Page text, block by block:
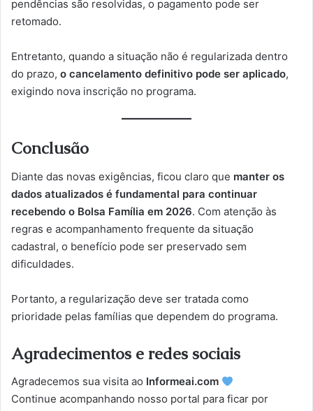
pendências são resolvidas, o pagamento pode ser
retomado.
Entretanto, quando a situação não é regularizada dentro
do prazo, o cancelamento definitivo pode ser aplicado,
exigindo nova inscrição no programa.
Conclusão
Diante das novas exigências, ficou claro que manter os
dados atualizados é fundamental para continuar
recebendo o Bolsa Família em 2026. Com atenção às
regras e acompanhamento frequente da situação
cadastral, o benefício pode ser preservado sem
dificuldades.
Portanto, a regularização deve ser tratada como
prioridade pelas famílias que dependem do programa.
Agradecimentos e redes sociais
Agradecemos sua visita ao Informeai.com
Continue acompanhando nosso portal para ficar por